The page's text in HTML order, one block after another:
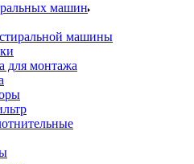
машин
машины
для монтажа